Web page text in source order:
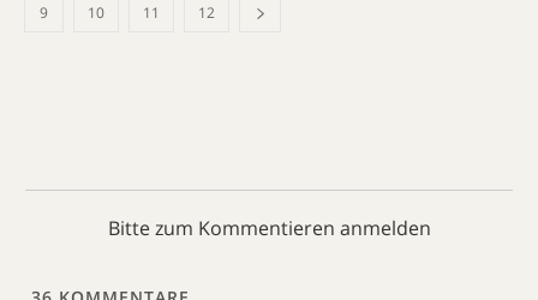
9 10 11 12
Bitte zum Kommentieren anmelden